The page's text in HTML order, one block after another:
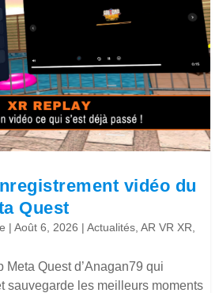
vidéo du
Quest
|Août 6, 2026 |Actualités ,AR VR XR
Quest d’Anagan79 qui
sauvegarde les meilleurs moments